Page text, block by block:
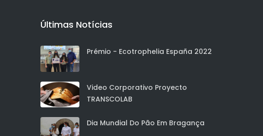
Últimas Notícias
Prémio - Ecotrophelia España 2022
Video Corporativo Proyecto
TRANSCOLAB
Dia Mundial Do Pão Em Bragança